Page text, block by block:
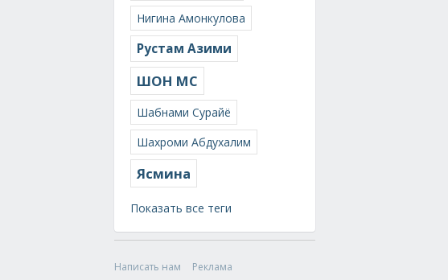
Нигина Амонкулова
Рустам Азими
ШОН МС
Шабнами Сурайё
Шахроми Абдухалим
Ясмина
Показать все теги
Написать нам
Реклама